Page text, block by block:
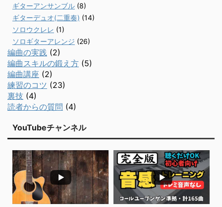
ギターアンサンブル (8)
ギターデュオ(二重奏) (14)
ソロウクレレ (1)
ソロギターアレンジ (26)
編曲の実践 (2)
編曲スキルの鍛え方 (5)
編曲講座 (2)
練習のコツ (23)
裏技 (4)
読者からの質問 (4)
YouTubeチャンネル